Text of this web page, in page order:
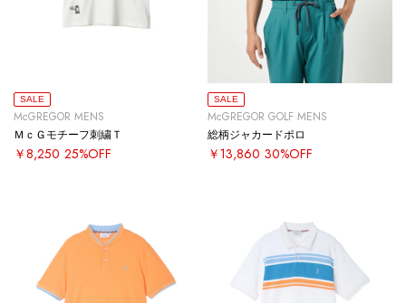
SALE
McGREGOR MENS
ＭｃＧモチーフ刺繍Ｔ
￥8,250 25%OFF
SALE
McGREGOR GOLF MENS
総柄ジャカードポロ
￥13,860 30%OFF